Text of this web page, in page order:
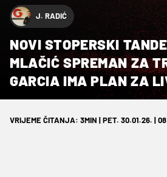
J. RADIĆ
NOVI STOPERSKI
MLAČIĆ SPREMAN ZA
GARCIA IMA PLAN ZA
VRIJEME ČITANJA: 3MIN | PET. 30.01.26. |